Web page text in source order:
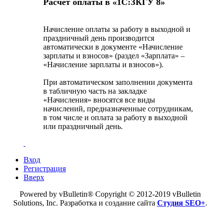
Начисление оплаты за работу в выходной и
праздничный день производится
автоматически в документе «Начисление
зарплаты и взносов» (раздел «Зарплата» –
«Начисление зарплаты и взносов»).
При автоматическом заполнении документа
в табличную часть на закладке
«Начисления» вносятся все виды
начислений, предназначенные сотрудникам,
в том числе и оплата за работу в выходной
или праздничный день.
Вход
Регистрация
Вверх
Powered by vBulletin® Copyright © 2012-2019 vBulletin
Solutions, Inc. Разработка и создание сайта Студия SEO+.